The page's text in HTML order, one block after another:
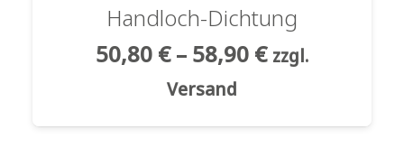
Handloch-Dichtung
50,80 €– 58,90 € zzgl.
Versand